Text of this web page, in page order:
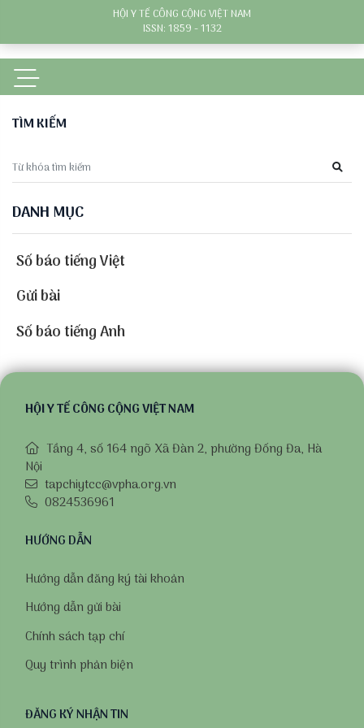
HỘI Y TẾ CÔNG CỘNG VIỆT NAM
ISSN: 1859 - 1132
TÌM KIẾM
DANH MỤC
Số báo tiếng Việt
Gửi bài
Số báo tiếng Anh
HỘI Y TẾ CÔNG CỘNG VIỆT NAM
Tầng 4, số 164 ngõ Xã Đàn 2, phường Đống Đa, Hà
Nội
tapchiytcc@vpha.org.vn
0824536961
HƯỚNG DẪN
Hướng dẫn đăng ký tài khoản
Hướng dẫn gửi bài
Chính sách tạp chí
Quy trình phản biện
ĐĂNG KÝ NHẬN TIN